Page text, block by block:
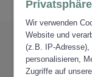
Wir verwenden
Website und
(z.B. IP-
personalisieren,
Zugriffe auf